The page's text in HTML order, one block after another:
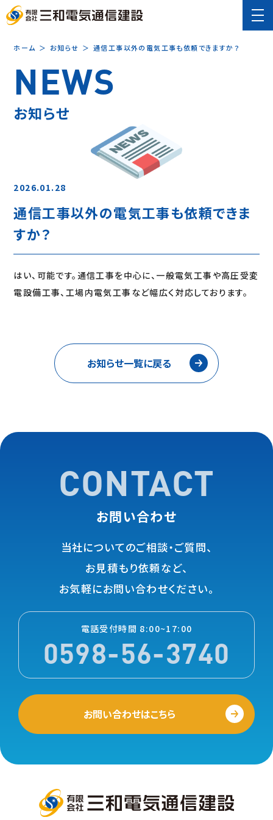
ホーム ＞ お知らせ ＞ 通信工事以外の電気工事も依頼できますか？
NEWS
お知らせ
2026.01.28
通信工事以外の電気工事も依頼できま
すか？
はい、可能です。通信工事を中心に、一般電気工事や高圧受変
電設備工事、工場内電気工事など幅広く対応しております。
お知らせ⼀覧に戻る
CONTACT
お問い合わせ
当社についてのご相談・ご質問、
お⾒積もり依頼など、
お気軽にお問い合わせください。
電話受付時間 8:00~17:00
0598-56-3740
お問い合わせはこちら